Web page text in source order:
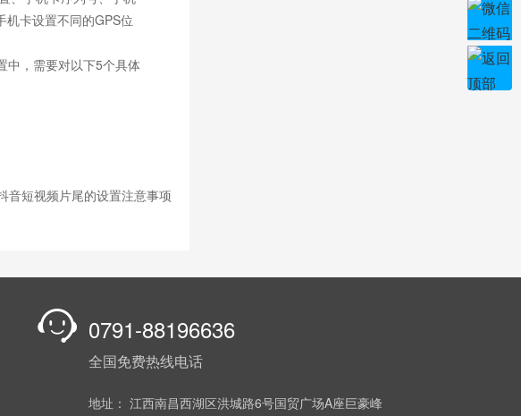
机卡设置不同的GPS位
中，需要对以下5个具体
音短视频片尾的设置注意事项
0791-88196636
全国免费热线电话
地址： 江西南昌西湖区洪城路6号国贸广场A座巨豪峰